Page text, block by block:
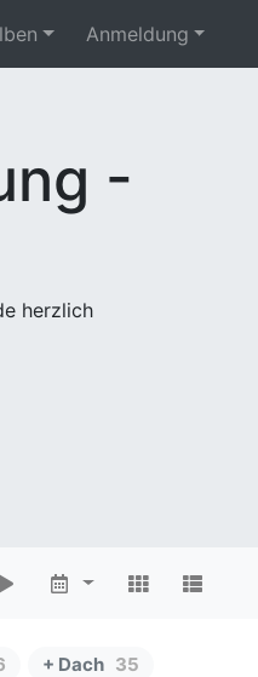
Anmeldung
-
herzlich
+ Dach 35